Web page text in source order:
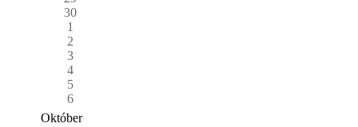
30
1
2
3
4
5
6
Október